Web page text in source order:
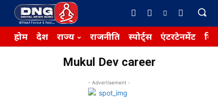
होम देश राज्य राजनीति स्पोर्ट्स एंटरटेनमेंट
Mukul Dev career
- Advertisement -